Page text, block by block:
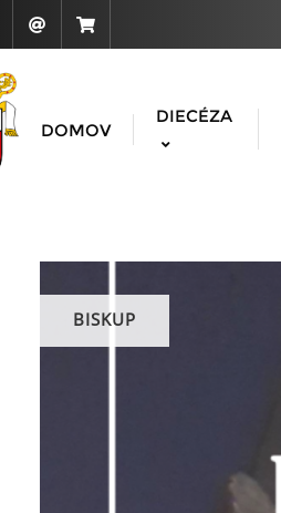
DOMOV
DIECÉZA
BISKUP